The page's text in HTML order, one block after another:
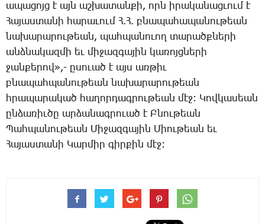
ա­պա­ցոյց է այն աշ­խա­տան­քի, որն ի­րա­կա­նաց­ւում է
­Հա­յաս­տա­նի հա­րա­ւում Հ.Հ. բնա­պա­հա­պա­նու­թեան
նա­խա­րա­րու­թեան, պահ­պա­նո­ւող տա­րածք­նե­րի
անձ­նա­կազ­մի եւ մի­ջազ­գա­յին կա­ռոյց­նե­րի
ջան­քե­րով»,- ը­սո­ւած է այս առ­թիւ
բնա­պահ­պա­նու­թեան նա­խա­րա­րու­թեան
հրա­պա­րա­կած հա­ղոր­դագ­րու­թեան մէջ: Կով­կա­սեան
ըն­ձա­ռիւ­ծը ար­ձա­նագ­րո­ւած է Բ­նու­թեան
­Պահ­պա­նու­թեան ­Մի­ջազ­գա­յին ­Միու­թեան եւ
­Հա­յաս­տա­նի ­Կար­միր գիր­քին մէջ: